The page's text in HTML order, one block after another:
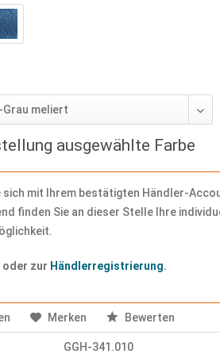
ausgewählte Farbe
sich mit Ihrem bestätigten Händler-
finden Sie an dieser Stelle Ihre
oder zur Händlerregistrierung.
Merken Bewerten
GGH-341.010